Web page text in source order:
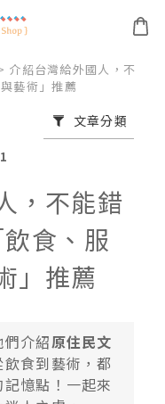
介紹台灣給外國人，不
藝術」推薦
文章分類
，不能錯
食、服
」推薦
介紹原住民文
食到藝術，都
憶點！一起來